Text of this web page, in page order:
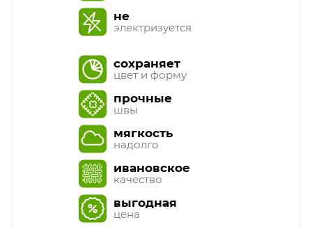
не
электризуется
сохраняет
цвет и форму
прочные
швы
мягкость
надолго
ивановское
качество
выгодная
цена